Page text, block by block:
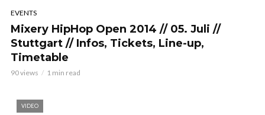
EVENTS
Mixery HipHop Open 2014 // 05. Juli //
Stuttgart // Infos, Tickets, Line-up,
Timetable
90 views 1 min read
VIDEO